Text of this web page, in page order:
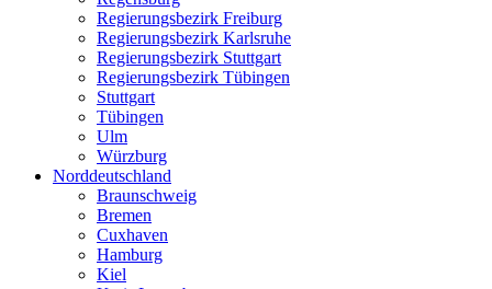
Regierungsbezirk Freiburg
Regierungsbezirk Karlsruhe
Regierungsbezirk Stuttgart
Regierungsbezirk Tübingen
Stuttgart
Tübingen
Ulm
Würzburg
Norddeutschland
Braunschweig
Bremen
Cuxhaven
Hamburg
Kiel